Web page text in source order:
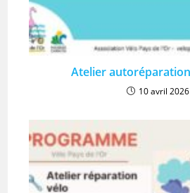
Atelier
10 avril 2026